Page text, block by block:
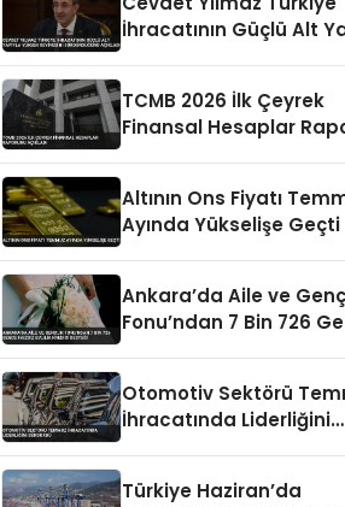
İhracatının Güçlü Alt
TCMB 2026 İlk Çeyrek
Finansal Hesaplar
Altının Ons Fiyatı
Ayında Yükselişe Geçti
Ankara’da Aile ve
Fonu’ndan 7 Bin 726
Otomotiv Sektörü
İhracatında Liderliğini
Türkiye Haziran’da